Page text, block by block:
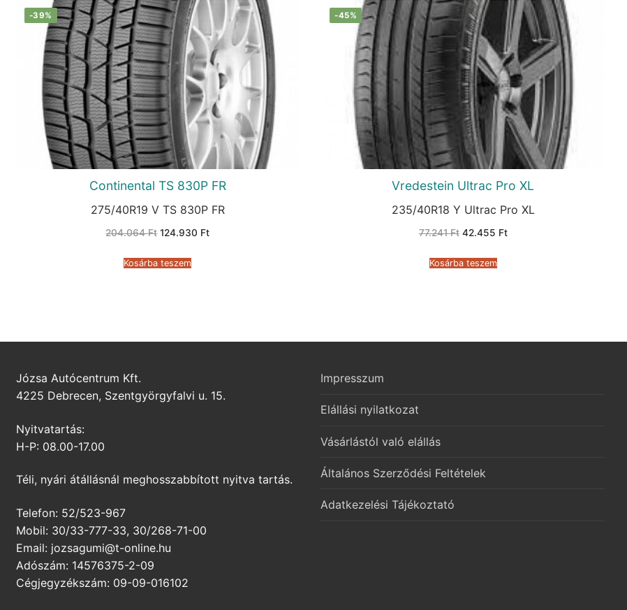
-39%
Continental TS 830P FR
275/40R19 V TS 830P FR
204.064Ft Original
204.064 Ft.
124.930 FtCurrent
Kosárba teszem
-45%
Vredestein Ultrac Pro XL
235/40R18 Y Ultrac Pro XL
77.241Ft Original
77.241 Ft.
42.455 FtCurrent
Kosárba teszem
Józsa Autócentrum Kft.
4225 Debrecen, Szentgyörgyfalvi u. 15.
Nyitvatartás:
H-P: 08.00-17.00
Téli, nyári átállásnál meghosszabbított nyitva tartás.
Telefon: 52/523-967
Mobil: 30/33-777-33, 30/268-71-00
Email: jozsagumi@t-online.hu
Adószám: 14576375-2-09
Cégjegyzékszám: 09-09-016102
Impresszum
Elállási nyilatkozat
Vásárlástól való elállás
Általános Szerződési Feltételek
Adatkezelési Tájékoztató